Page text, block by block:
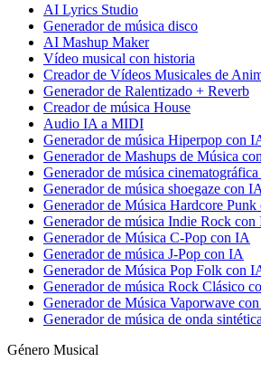
AI Lyrics Studio
Generador de música disco
AI Mashup Maker
Vídeo musical con historia
Creador de Vídeos Musicales de
Generador de Ralentizado + Reverb
Creador de música House
Audio IA a MIDI
Generador de música Hiperpop con
Generador de Mashups de Música
Generador de música
Generador de música shoegaze con IA
Generador de Música Hardcore Punk
Generador de música Indie Rock con
Generador de Música C-Pop con IA
Generador de música J-Pop con IA
Generador de Música Pop Folk con
Generador de música Rock Clásico
Generador de Música Vaporwave
Generador de música de onda
Género Musical